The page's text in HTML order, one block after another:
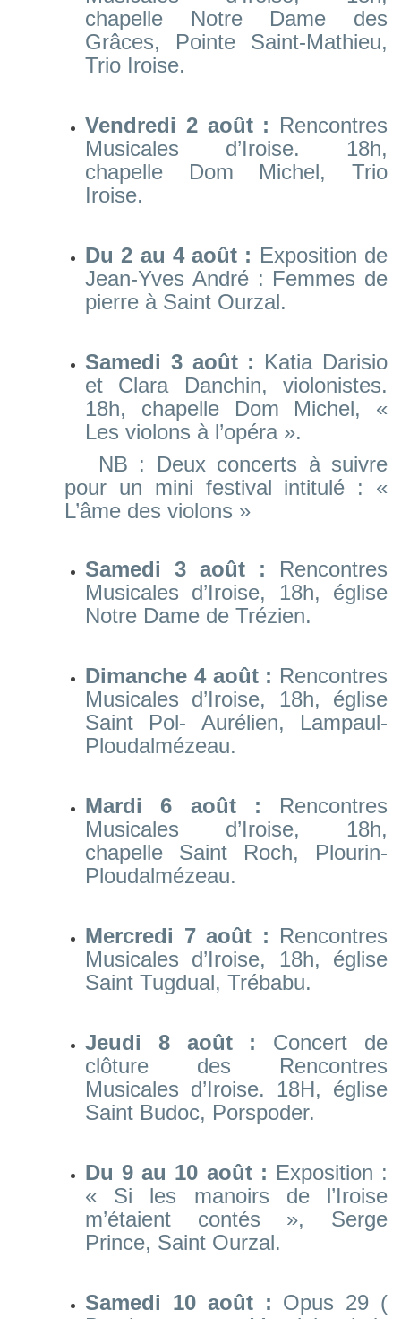
chapelle Notre Dame des
Grâces, Pointe Saint-Mathieu,
Trio Iroise.
Vendredi 2 août : Rencontres
Musicales d’Iroise. 18h,
chapelle Dom Michel, Trio
Iroise.
Du 2 au 4 août : Exposition de
Jean-Yves André : Femmes de
pierre à Saint Ourzal.
Samedi 3 août : Katia Darisio
et Clara Danchin, violonistes.
18h, chapelle Dom Michel, «
Les violons à l’opéra ».
NB : Deux concerts à suivre
pour un mini festival intitulé : «
L’âme des violons »
Samedi 3 août : Rencontres
Musicales d’Iroise, 18h, église
Notre Dame de Trézien.
Dimanche 4 août : Rencontres
Musicales d’Iroise, 18h, église
Saint Pol- Aurélien, Lampaul-
Ploudalmézeau.
Mardi 6 août : Rencontres
Musicales d’Iroise, 18h,
chapelle Saint Roch, Plourin-
Ploudalmézeau.
Mercredi 7 août : Rencontres
Musicales d’Iroise, 18h, église
Saint Tugdual, Trébabu.
Jeudi 8 août : Concert de
clôture des Rencontres
Musicales d’Iroise. 18H, église
Saint Budoc, Porspoder.
Du 9 au 10 août : Exposition :
« Si les manoirs de l’Iroise
m’étaient contés », Serge
Prince, Saint Ourzal.
Samedi 10 août : Opus 29 (